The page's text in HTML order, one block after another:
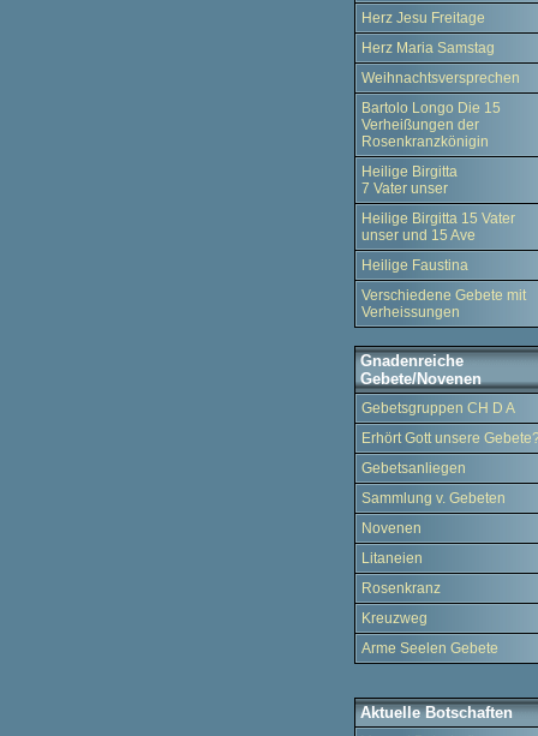
Herz Jesu Freitage
Herz Maria Samstag
Weihnachtsversprechen
Bartolo Longo Die 15
Verheißungen der
Rosenkranzkönigin
Heilige Birgitta
7 Vater unser
Heilige Birgitta 15 Vater
unser und 15 Ave
Heilige Faustina
Verschiedene Gebete mit
Verheissungen
Gnadenreiche
Gebete/Novenen
Gebetsgruppen CH D A
Erhört Gott unsere
Gebetsanliegen
Sammlung v. Gebeten
Novenen
Litaneien
Rosenkranz
Kreuzweg
Arme Seelen Gebete
Aktuelle Botschaften